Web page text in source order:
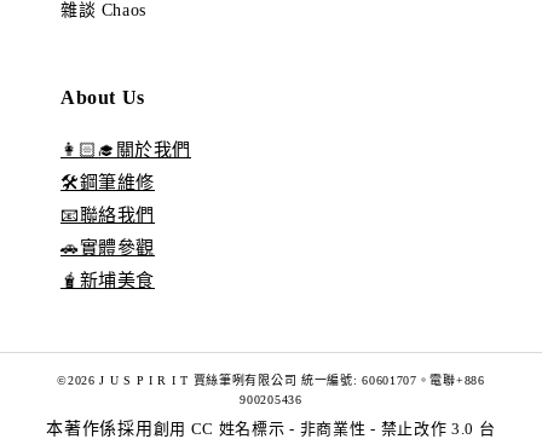
雜談 Chaos
About Us
👩🏻‍🎓關於我們
🛠️鋼筆維修
📧聯絡我們
🚗實體參觀
🧋新埔美食
©2026 J U S P I R I T 賈絲筆咧有限公司 統一編號: 60601707。電聯+886
900205436
本著作係採用 創用 CC 姓名標示 - 非商業性 - 禁止改作 3.0 台